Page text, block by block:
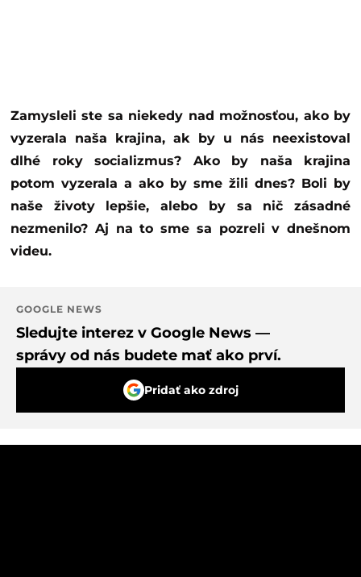
Zamysleli ste sa niekedy nad možnosťou, ako by
vyzerala naša krajina, ak by u nás neexistoval
dlhé roky socializmus? Ako by naša krajina
potom vyzerala a ako by sme žili dnes? Boli by
naše životy lepšie, alebo by sa nič zásadné
nezmenilo? Aj na to sme sa pozreli v dnešnom
videu.
GOOGLE NEWS
Sledujte interez v Google News —
správy od nás budete mať ako prví.
Pridať ako zdroj